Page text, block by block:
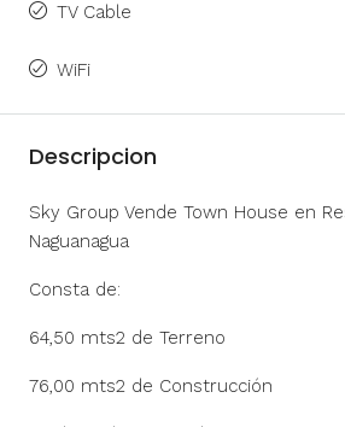
TV Cable
WiFi
Descripcion
Sky Group Vende Town House en
Naguanagua
Consta de:
64,50 mts2 de Terreno
76,00 mts2 de Construcción